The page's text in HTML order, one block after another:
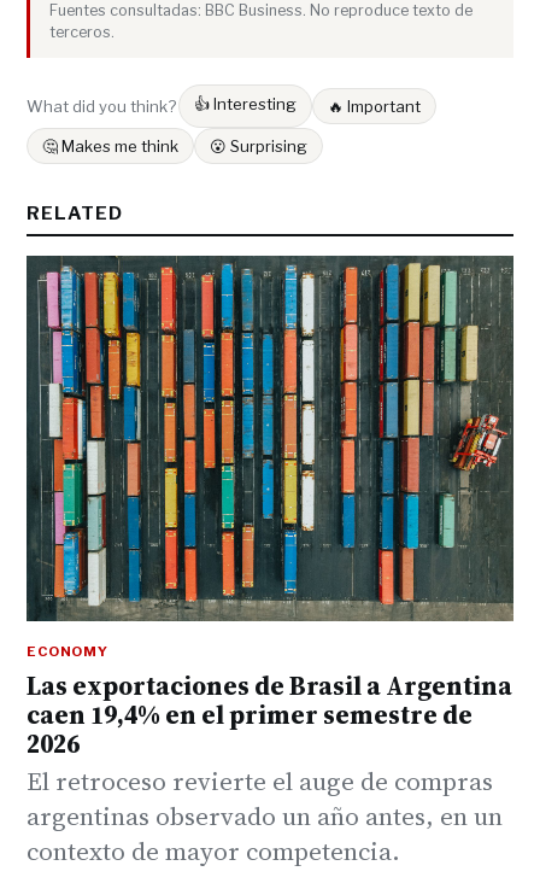
Fuentes consultadas: BBC Business. No reproduce texto de
terceros.
What did you think? 👍 Interesting 🔥 Important
🤔 Makes me think 😮 Surprising
RELATED
ECONOMY
Las exportaciones de Brasil a Argentina
caen 19,4% en el primer semestre de
2026
El retroceso revierte el auge de compras
argentinas observado un año antes, en un
contexto de mayor competencia.